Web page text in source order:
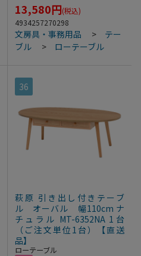
13,580円(税込)
4934257270298
文房具・事務用品 > テー
ブル
> ローテーブル
36
萩原 引き出し付きテーブ
ル オーバル 幅110cm ナ
チュラル MT-6352NA 1台
（ご注文単位1台）【直送
品】
ローテーブル